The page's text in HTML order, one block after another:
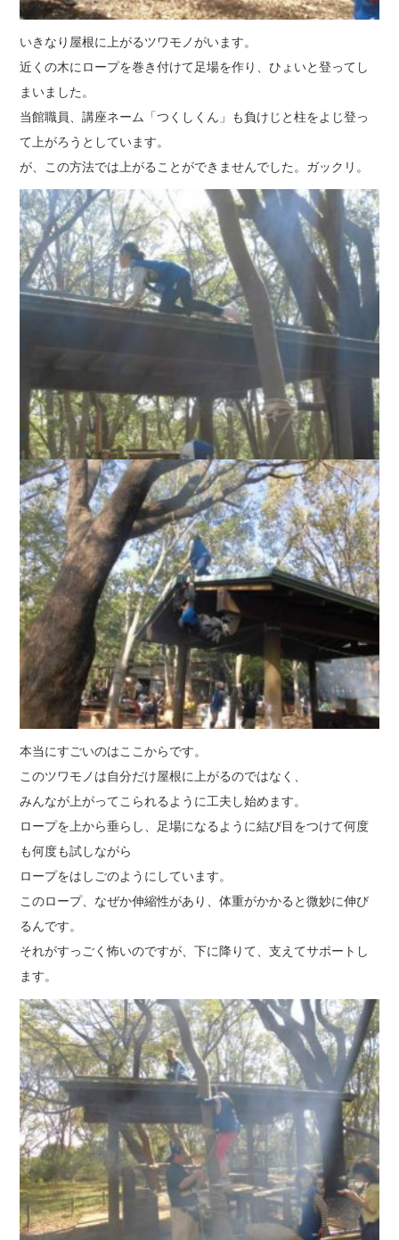
いきなり屋根に上がるツワモノがいます。
近くの木にロープを巻き付けて足場を作り、ひょいと登ってし
まいました。
当館職員、講座ネーム「つくしくん」も負けじと柱をよじ登っ
て上がろうとしています。
が、この方法では上がることができませんでした。ガックリ。
本当にすごいのはここからです。
このツワモノは自分だけ屋根に上がるのではなく、
みんなが上がってこられるように工夫し始めます。
ロープを上から垂らし、足場になるように結び目をつけて何度
も何度も試しながら
ロープをはしごのようにしています。
このロープ、なぜか伸縮性があり、体重がかかると微妙に伸び
るんです。
それがすっごく怖いのですが、下に降りて、支えてサポートし
ます。